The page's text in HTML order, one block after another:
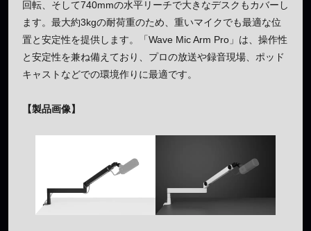
回転、そして740mmの水平リーチで大きなデスクもカバーし
ます。最大約3kgの耐荷重のため、重いマイクでも最適な位
置と安定性を提供します。「Wave Mic Arm Pro」は、操作性
と安定性を兼ね備えており、プロの放送や録音現場、ポッド
キャストなどでの環境作りに最適です。
【製品画像】